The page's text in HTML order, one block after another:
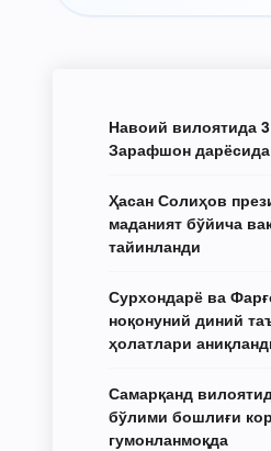
Навоий вилоятида
Зарафшон дарёсида
Ҳасан Солиҳов
маданият бўйича
тайинланди
Сурхондарё ва
ноқонуний диний
ҳолатлари
Самарқанд
бўлими бошлиғи
гумонланмоқда